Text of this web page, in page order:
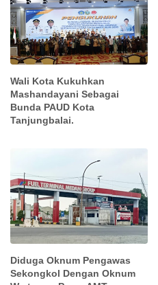
Wali Kota Kukuhkan
Mashandayani Sebagai
Bunda PAUD Kota
Tanjungbalai.
Diduga Oknum Pengawas
Sekongkol Dengan Oknum